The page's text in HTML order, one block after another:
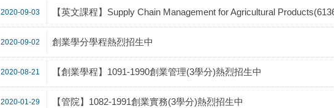
2020-09-03 【英文課程】Supply Chain Management for Agricultural
2020-09-02 創業學分學程熱烈招生中
2020-08-21 【創業學程】1091-1990創業管理(3學分)熱烈招生中
2020-01-29 【管院】1082-1991創業實務(3學分)熱烈招生中